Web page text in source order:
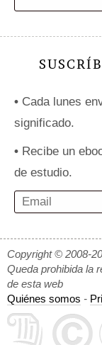
• Cada lunes
significado.
• Recibe un
de estudio.
Copyright © 2008-
Queda prohibida la
de esta web
Quiénes somos -